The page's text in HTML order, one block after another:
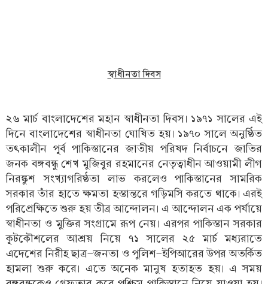
স্বাধীনতা দিবস
২৬ মার্চ বাংলাদেশের মহান স্বাধীনতা দিবস। ১৯৭১ সালের এই
দিনে বাংলাদেশের স্বাধীনতা ঘোষিত হয়। ১৯৭০ সালে অনুষ্ঠিত
তৎকালীন পূর্ব পাকিস্তানের জাতীয় পরিষদ নির্বাচনে জাতির
জনক বঙ্গবন্ধু শেখ মুজিবুর রহমানের নেতৃত্বাধীন আওয়ামী লীগ
নিরঙ্কুশ সংখ্যাগরিষ্ঠতা লাভ করলেও পাকিস্তানের সামরিক
সরকার তাঁর হাতে ক্ষমতা হস্তান্তরে গড়িমসি করতে থাকে। এরই
পরিপ্রেক্ষিতে শুরু হয় তীব্র আন্দোলন। এ আন্দোলন এক পর্যায়ে
স্বাধীনতা ও মুক্তির সংগ্রামে রূপ নেয়। এরপর পাকিস্তান সরকার
কূটকৌশলের আশ্রয় নিয়ে ৭১ সালের ২৫ মার্চ মধ্যরাতে
এদেশের নিরীহ ছাত্র-জনতা ও পুলিশ-ইপিআরের উপর অতর্কিত
হামলা শুরু করে। এতে অনেক মানুষ হতাহত হয়। এ সময়